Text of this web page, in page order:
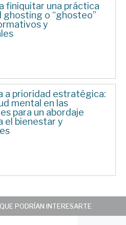
finiquitar una práctica
ghosting o “ghosteo”
y
a prioridad estratégica:
mental en las
para un abordaje
el bienestar y
PODRÍAN INTERESARTE